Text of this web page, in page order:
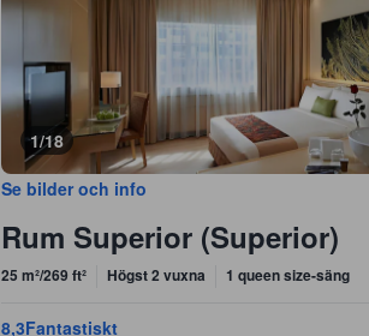
1/18
Se bilder och info
Rum Superior (Superior)
25 m²/269 ft² Högst 2 vuxna 1 queen size-säng
8,3Fantastiskt